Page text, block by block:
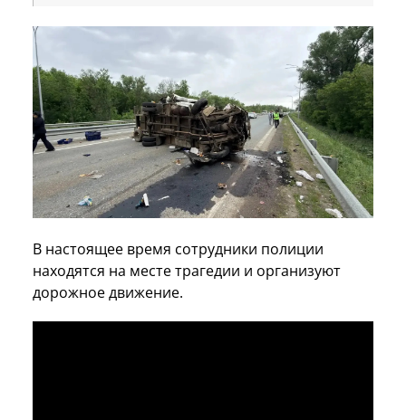
В настоящее время сотрудники полиции
находятся на месте трагедии и организуют
дорожное движение.